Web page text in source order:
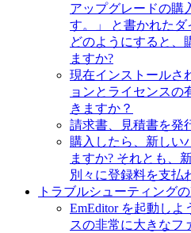
アップグレードの購
す。」 と書かれたダ
どのようにすると、
ますか?
現在インストールさ
ョンとライセンスの
きますか？
請求書、見積書を発
購入したら、新しい
ますか? それとも、
別々に登録料を支払
トラブルシューティング
EmEditor を起動し
スの非常に大きなフ